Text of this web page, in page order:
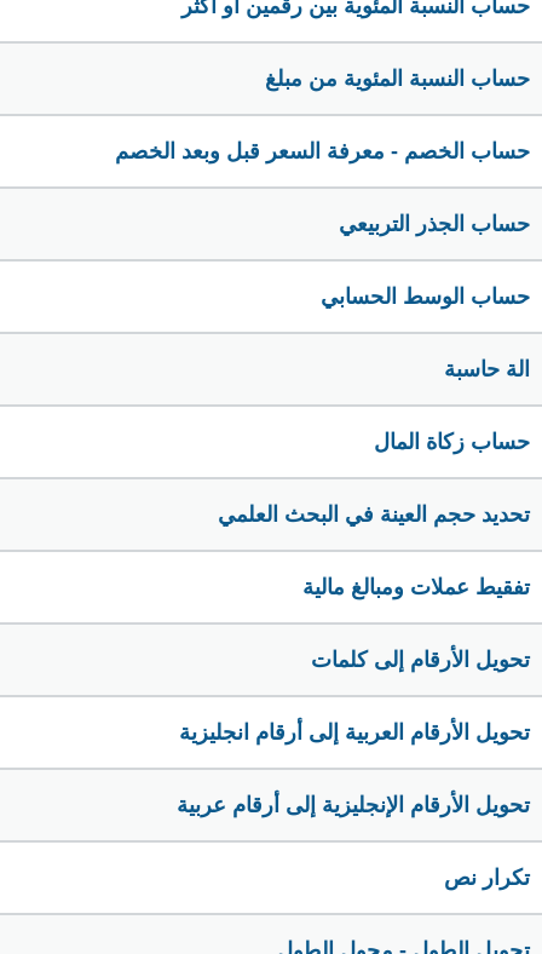
حساب النسبة المئوية بين رقمين أو أكثر
حساب النسبة المئوية من مبلغ
حساب الخصم - معرفة السعر قبل وبعد الخصم
حساب الجذر التربيعي
حساب الوسط الحسابي
الة حاسبة
حساب زكاة المال
تحديد حجم العينة في البحث العلمي
تفقيط عملات ومبالغ مالية
تحويل الأرقام إلى كلمات
تحويل الأرقام العربية إلى أرقام انجليزية
تحويل الأرقام الإنجليزية إلى أرقام عربية
تكرار نص